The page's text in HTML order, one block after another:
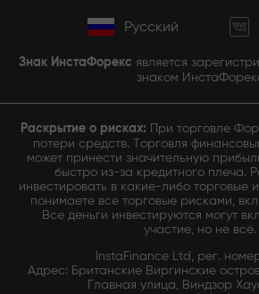
Русский
Знак ИнстаФорекс является
знаком
Раскрытие о рисках: При торговле
потери средств. Торговля
может принести значительную
быстро из-за кредитного плеча.
инвестировать в какие-либо торговые
понимаете все торговые рисками,
Все деньги инвестируются могут
участие, но не всё.
InstaFinance Ltd, рег. номер
Адрес: Британские Виргинские
Главная улица, Виндзор